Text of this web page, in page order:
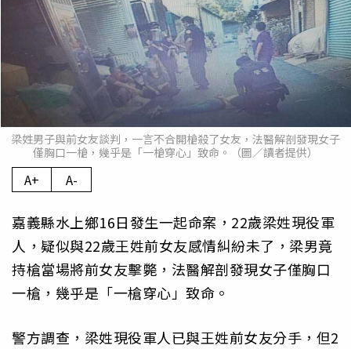
梁姓男子與前女友談判，一言不合開槍殺了女友，法醫解剖發現女子
僅胸口一槍，幾乎是「一槍穿心」致命。（圖／讀者提供）
A+ A-
嘉義縣水上鄉16日發生一起命案，22歲梁姓現役軍
人，疑似與22歲王姓前女友感情糾紛未了，梁男竟
持槍當場將前女友擊斃，法醫解剖發現女子僅胸口
一槍，幾乎是「一槍穿心」致命。
警方調查，梁姓現役軍人已與王姓前女友分手，但2